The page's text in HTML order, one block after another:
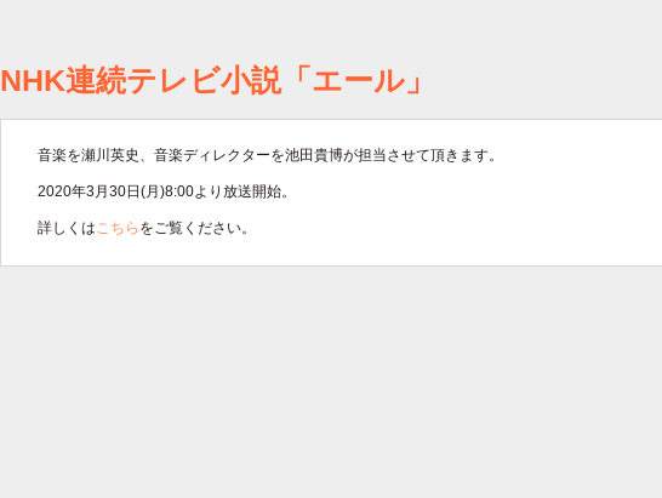
NHK連続テレビ小説「エール」
音楽を瀬川英史、音楽ディレクターを池田貴博が担当させて頂きます。
2020年3月30日(月)8:00より放送開始。
詳しくはこちら をご覧ください。